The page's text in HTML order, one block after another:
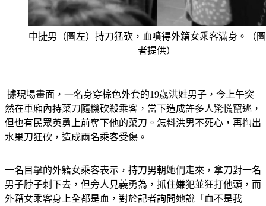
中捷男（圖左）持刀猛砍，血噴得外籍女乘客滿身。（
據現場畫面，一名身穿棕色外套的19歲洪姓男子，今上午突
然在車廂內持菜刀隨機砍殺乘客，當下造成許多人驚慌竄逃，
但也有民眾英勇上前奪下他的菜刀。怎料洪男不死心，再掏出
一名目擊的外籍女乘客表示，持刀男朝她們走來，拿刀對一名
男子脖子刺下去，但旁人見義勇為，抓住嫌犯並狂打他頭，而